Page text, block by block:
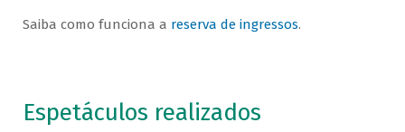
Saiba como funciona a reserva de ingressos.
Espetáculos realizados